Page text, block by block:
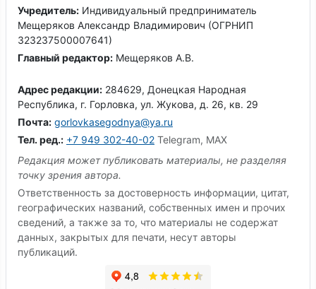
Учредитель: Индивидуальный предприниматель
Мещеряков Александр Владимирович (ОГРНИП
323237500007641)
Главный редактор: Мещеряков А.В.
Адрес редакции: 284629, Донецкая Народная
Республика, г. Горловка, ул. Жукова, д. 26, кв. 29
Почта: gorlovkasegodnya@ya.ru
Тел. ред.: +7 949 302-40-02 Telegram, MAX
Редакция может публиковать материалы, не разделяя
точку зрения автора.
Ответственность за достоверность информации, цитат,
географических названий, собственных имен и прочих
сведений, а также за то, что материалы не содержат
данных, закрытых для печати, несут авторы
публикаций.